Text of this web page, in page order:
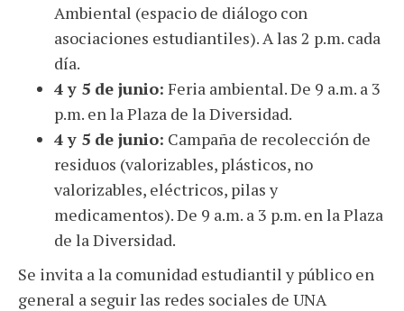
Ambiental (espacio de diálogo con
asociaciones estudiantiles). A las 2 p.m. cada
día.
4 y 5 de junio: Feria ambiental. De 9 a.m. a 3
p.m. en la Plaza de la Diversidad.
4 y 5 de junio: Campaña de recolección de
residuos (valorizables, plásticos, no
valorizables, eléctricos, pilas y
medicamentos). De 9 a.m. a 3 p.m. en la Plaza
de la Diversidad.
Se invita a la comunidad estudiantil y público en
general a seguir las redes sociales de UNA